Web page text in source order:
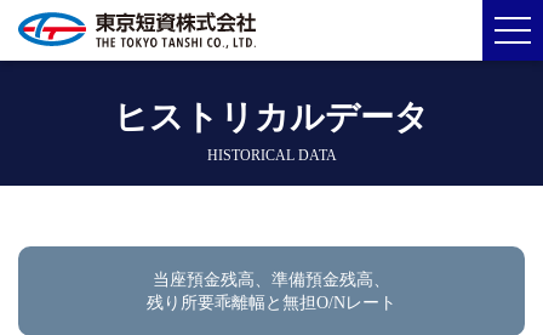
ヒストリカルデータ
HISTORICAL DATA
当座預金残高、準備預金残高、
残り所要乖離幅と無担O/Nレート